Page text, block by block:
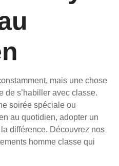
mais une chose
de s’habiller avec classe.
soirée spéciale ou
au quotidien, adopter un
différence. Découvrez nos
homme classe qui